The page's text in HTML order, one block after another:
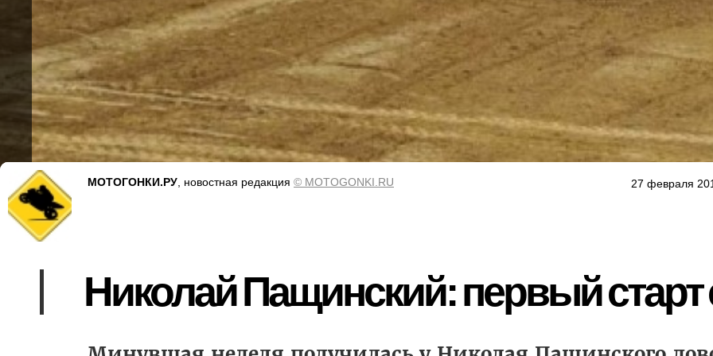
27 февраля
МОТОГОНКИ.РУ , новостная редакция © MOTOGONKI.RU
Николай Пащинский: первый старт